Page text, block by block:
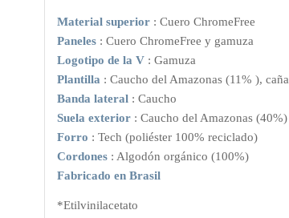
Material superior : Cuero ChromeFree
Paneles : Cuero ChromeFree y gamuza
Logotipo de la V : Gamuza
Plantilla : Caucho del Amazonas (11% ),
Banda lateral : Caucho
Suela exterior : Caucho del Amazonas
Forro : Tech (poliéster 100% reciclado)
Cordones : Algodón orgánico (100%)
Fabricado en Brasil
*Etilvinilacetato